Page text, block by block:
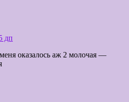
дп
оказалось аж 2 молочая —